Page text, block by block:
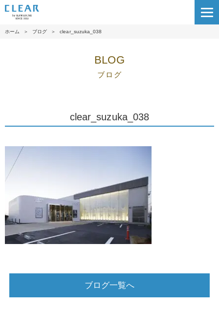
ホーム ＞ ブログ ＞ clear_suzuka_038
BLOG
ブログ
clear_suzuka_038
ブログ一覧へ